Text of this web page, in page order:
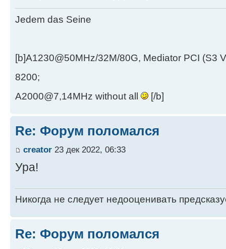
Jedem das Seine
[b]A1230@50MHz/32M/80G, Mediator PCI (S3
8200;
A2000@7,14MHz without all
[/b]
Re: Форум поломался
creator 23 дек 2022, 06:33
Ура!
Никогда не следует недооценивать
Re: Форум поломался